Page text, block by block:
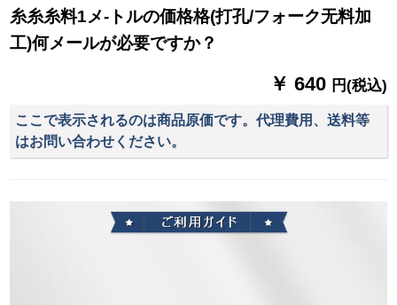
糸糸糸料1メ-トルの価格格(打孔/フォーク无料加
工)何メールが必要ですか？
￥ 640 円(税込)
ここで表示されるのは商品原価です。代理費用、送料等
はお問い合わせください。